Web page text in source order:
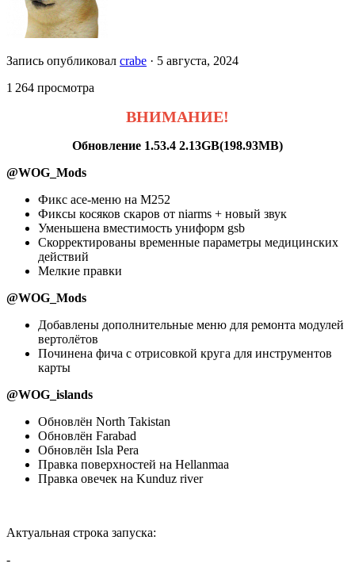
Запись опубликовал crabe · 5 августа, 2024
1 264 просмотра
ВНИМАНИЕ!
Обновление 1.53.4 2.13GB(198.93MB)
@WOG_Mods
Фикс ace-меню на M252
Фиксы косяков скаров от niarms + новый звук
Уменьшена вместимость униформ gsb
Скорректированы временные параметры медицинских
действий
Мелкие правки
@WOG_Mods
Добавлены дополнительные меню для ремонта модулей
вертолётов
Починена фича с отрисовкой круга для инструментов
карты
@WOG_islands
Обновлён North Takistan
Обновлён Farabad
Обновлён Isla Pera
Правка поверхностей на Hellanmaa
Правка овечек на Kunduz river
Актуальная строка запуска:
-